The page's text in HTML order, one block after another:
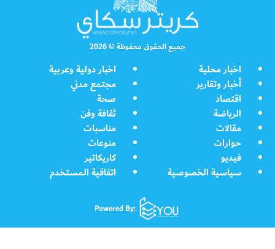
جميع الحقوق محفوظة © 2026
اخبار محلية
اخبار دولية وعربية
أخبار وتقارير
مجتمع مدني
اقتصاد
صحة
الرياضة
ثقافة وفن
مقالات
مناسبات
حوارات
منوعات
فيديو
كاريكاتير
سياسية الخصوصية
اتفاقية المستخدم
Powered By: